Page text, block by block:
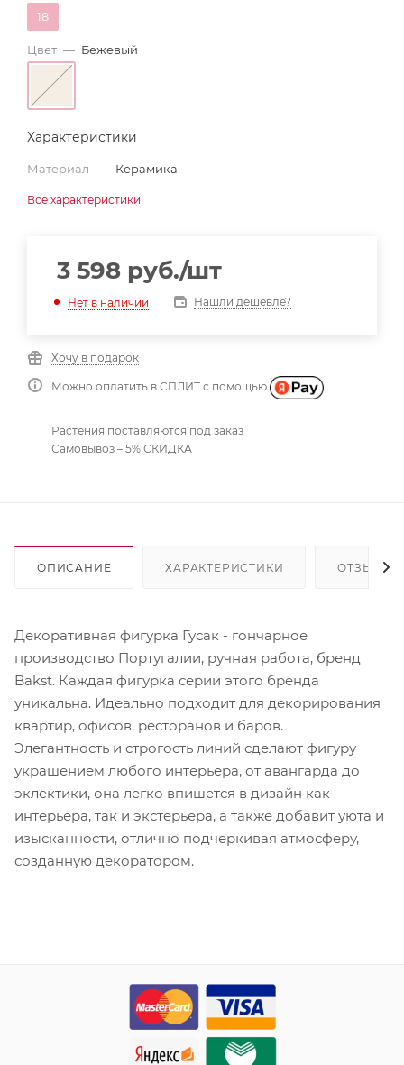
18
Цвет — Бежевый
Характеристики
Материал — Керамика
Все характеристики
3 598 руб./шт
Нет в наличии Нашли дешевле?
Хочу в подарок
Можно оплатить в СПЛИТ с помощью
Растения поставляются под заказ
Самовывоз – 5% СКИДКА
ОПИСАНИЕ ХАРАКТЕРИСТИКИ ОТЗЫВЫ
Декоративная фигурка Гусак - гончарное
производство Португалии, ручная работа, бренд
Bakst. Каждая фигурка серии этого бренда
уникальна. Идеально подходит для декорирования
квартир, офисов, ресторанов и баров.
Элегантность и строгость линий сделают фигуру
украшением любого интерьера, от авангарда до
эклектики, она легко впишется в дизайн как
интерьера, так и экстерьера, а также добавит уюта и
изысканности, отлично подчеркивая атмосферу,
созданную декоратором.